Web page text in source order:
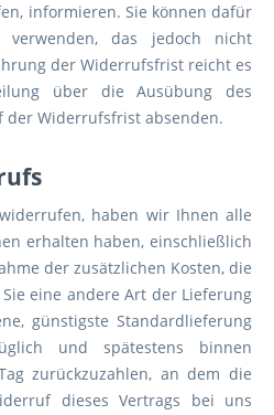
informieren. Sie können dafür
verwenden, das jedoch nicht
der Widerrufsfrist reicht es
über die Ausübung des
der Widerrufsfrist absenden.
haben wir Ihnen alle
erhalten haben, einschließlich
der zusätzlichen Kosten, die
eine andere Art der Lieferung
günstigste Standardlieferung
und spätestens binnen
zurückzuzahlen, an dem die
dieses Vertrags bei uns